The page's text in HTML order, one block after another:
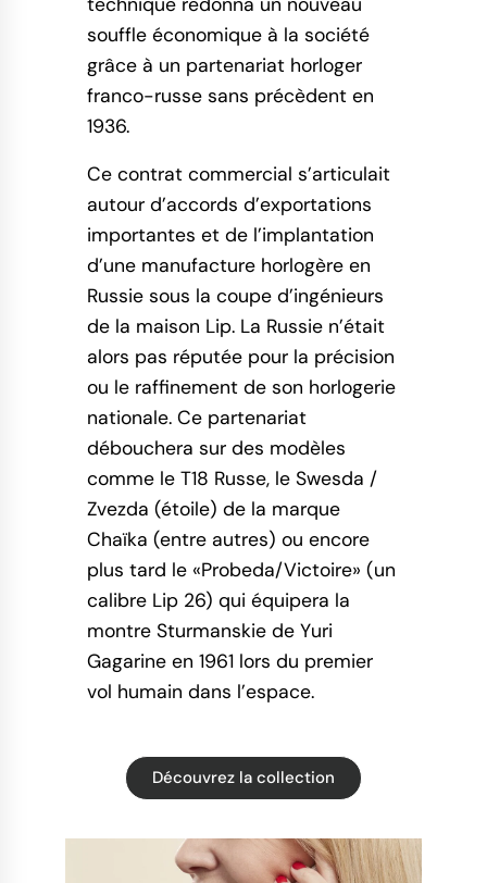
technique redonna un nouveau
souffle économique à la société
grâce à un partenariat horloger
franco-russe sans précèdent en
1936.
Ce contrat commercial s’articulait
autour d’accords d’exportations
importantes et de l’implantation
d’une manufacture horlogère en
Russie sous la coupe d’ingénieurs
de la maison Lip. La Russie n’était
alors pas réputée pour la précision
ou le raffinement de son horlogerie
nationale. Ce partenariat
débouchera sur des modèles
comme le T18 Russe, le Swesda /
Zvezda (étoile) de la marque
Chaïka (entre autres) ou encore
plus tard le «Probeda/Victoire» (un
calibre Lip 26) qui équipera la
montre Sturmanskie de Yuri
Gagarine en 1961 lors du premier
vol humain dans l’espace.
Découvrez la collection